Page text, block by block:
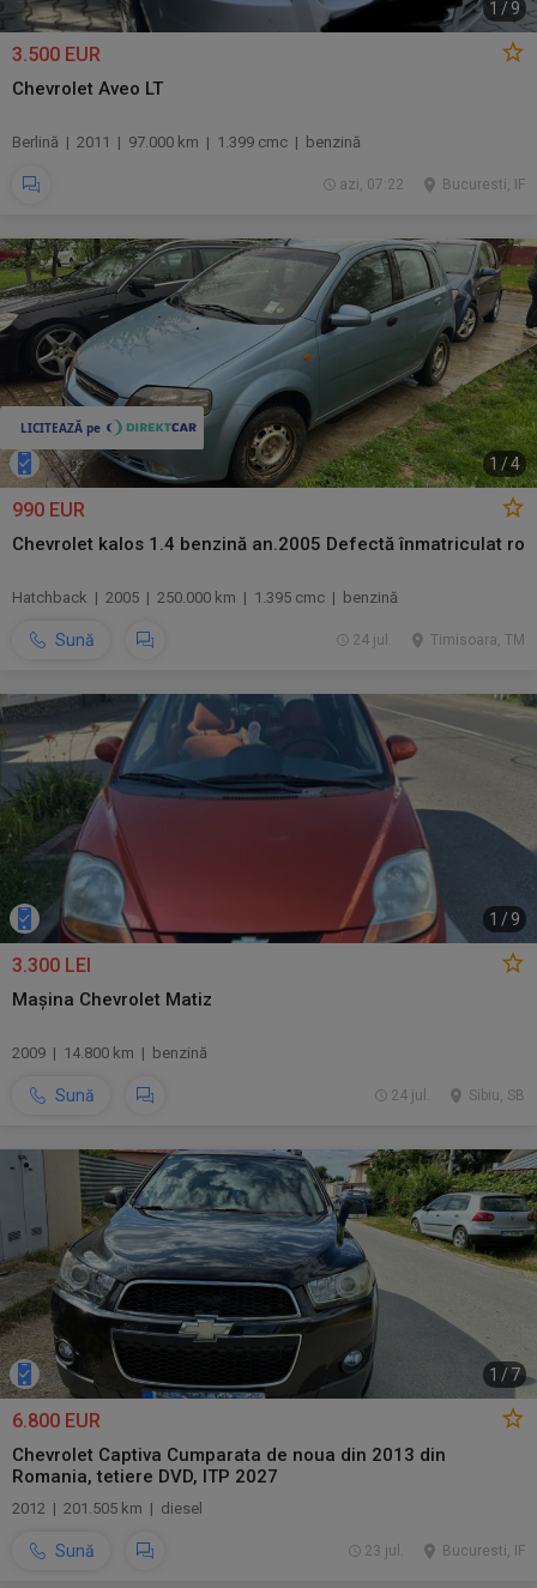
1 /9
3.500 EUR
Chevrolet Aveo LT
Berlină | 2011 | 97.000 km | 1.399 cmc | benzină
Bucuresti, IF
azi, 07:22
1 /4
990 EUR
Chevrolet kalos 1.4 benzină an.2005 Defectă înmatriculat ro
Hatchback | 2005 | 250.000 km | 1.395 cmc | benzină
Sună Timisoara, TM
24 jul.
1 / 9
3.300 LEI
Mașina Chevrolet Matiz
2009 | 14.800 km | benzină
Sună Sibiu, SB
24 jul.
1 /7
6.800 EUR
Chevrolet Captiva Cumparata de noua din 2013 din
Romania, tetiere DVD, ITP 2027
2012 | 201.505 km | diesel
Sună Bucuresti, IF
23 jul.